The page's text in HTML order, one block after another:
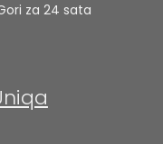
za 24 sata